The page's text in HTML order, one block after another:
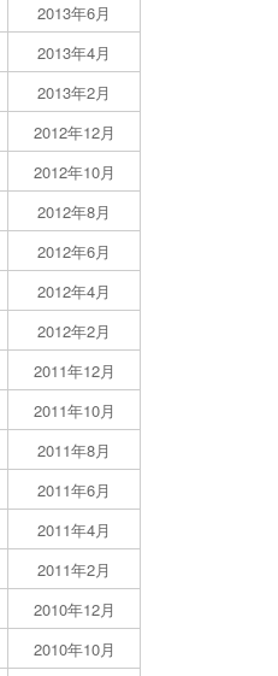
2013年6月
2013年4月
2013年2月
2012年12月
2012年10月
2012年8月
2012年6月
2012年4月
2012年2月
2011年12月
2011年10月
2011年8月
2011年6月
2011年4月
2011年2月
2010年12月
2010年10月